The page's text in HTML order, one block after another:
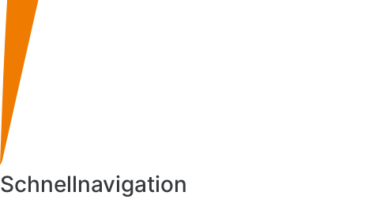
Schnellnavigation